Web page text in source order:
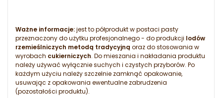
Ważne informacje:jest to półprodukt w postaci pasty
przeznaczony do użytku profesjonalnego - do produkcji lodów
rzemieślniczych metodą tradycyjną oraz do stosowania w
wyrobach cukierniczych. Do mieszania i nakładania produktu
należy używać wyłącznie suchych i czystych przyborów. Po
każdym użyciu należy szczelnie zamknąć opakowanie,
usuwając z opakowania ewentualne zabrudzenia
(pozostałości produktu).